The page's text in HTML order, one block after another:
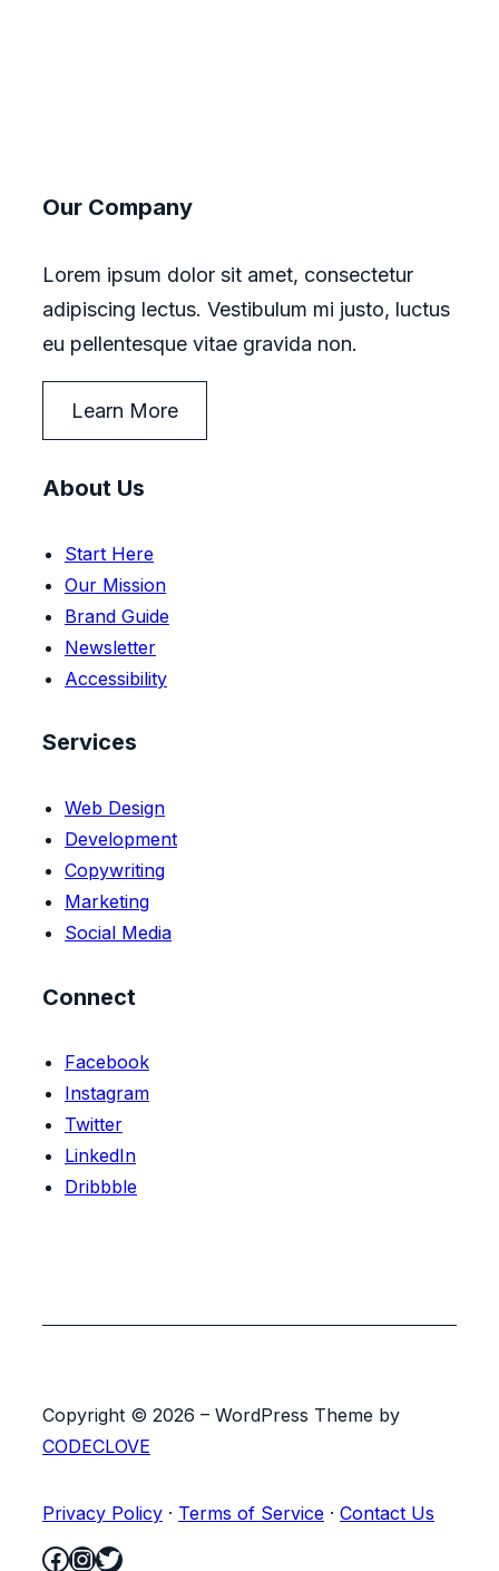
Our Company
Lorem ipsum dolor sit amet, consectetur
adipiscing lectus. Vestibulum mi justo, luctus
eu pellentesque vitae gravida non.
Learn More
About Us
Start Here
Our Mission
Brand Guide
Newsletter
Accessibility
Services
Web Design
Development
Copywriting
Marketing
Social Media
Connect
Facebook
Instagram
Twitter
LinkedIn
Dribbble
Copyright © 2026 – WordPress Theme by
CODECLOVE
Privacy Policy · Terms of Service · Contact Us
Facebook
Instagram
Twitter